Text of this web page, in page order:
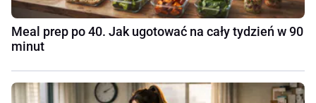
Meal prep po 40. Jak ugotować na cały tydzień w 90
minut